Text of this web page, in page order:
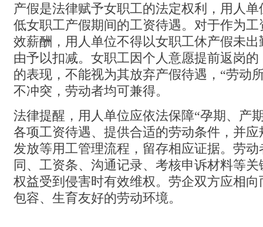
产假是法律赋予女职工的法定权利，用人
低女职工产假期间的工资待遇。对于作为
效薪酬，用人单位不得以女职工休产假未
由予以扣减。女职工因个人意愿提前返岗
的表现，不能视为其放弃产假待遇，“劳动
不冲突，劳动者均可兼得。
法律提醒，用人单位应依法保障“孕期、产
各项工资待遇、提供合适的劳动条件，并
发放等用工管理流程，留存相应证据。劳
同、工资条、沟通记录、考核申诉材料等
权益受到侵害时有效维权。劳企双方应相
包容、生育友好的劳动环境。